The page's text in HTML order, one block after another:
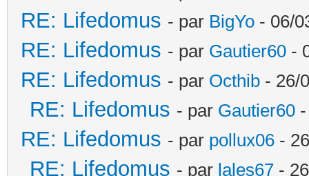
RE: Lifedomus - par BigYo - 06/
RE: Lifedomus - par Gautier60 -
RE: Lifedomus - par Octhib - 26/
RE: Lifedomus - par Gautier60
RE: Lifedomus - par pollux06 -
RE: Lifedomus - par lales67 -